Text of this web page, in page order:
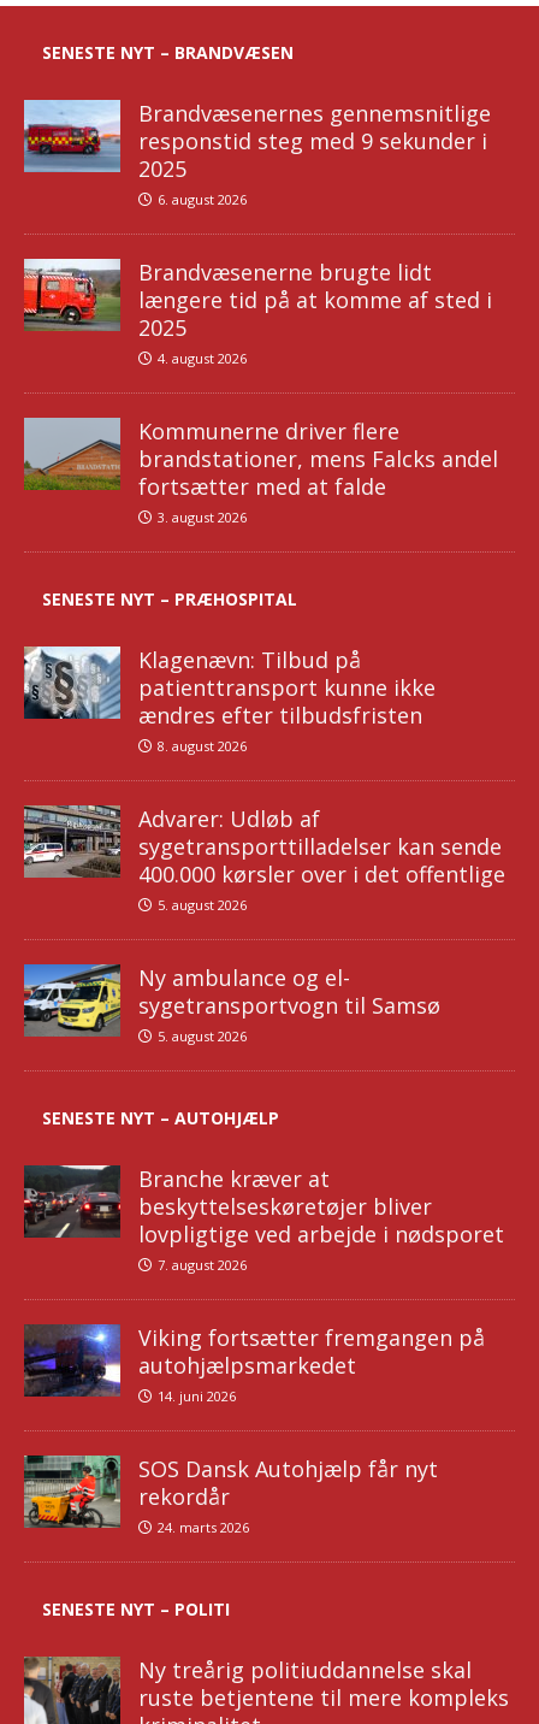
SENESTE NYT – BRANDVÆSEN
Brandvæsenernes gennemsnitlige
responstid steg med 9 sekunder i
2025
6. august 2026
Brandvæsenerne brugte lidt
længere tid på at komme af sted i
2025
4. august 2026
Kommunerne driver flere
brandstationer, mens Falcks andel
fortsætter med at falde
3. august 2026
SENESTE NYT – PRÆHOSPITAL
Klagenævn: Tilbud på
patienttransport kunne ikke
ændres efter tilbudsfristen
8. august 2026
Advarer: Udløb af
sygetransporttilladelser kan sende
400.000 kørsler over i det offentlige
5. august 2026
Ny ambulance og el-
sygetransportvogn til Samsø
5. august 2026
SENESTE NYT – AUTOHJÆLP
Branche kræver at
beskyttelseskøretøjer bliver
lovpligtige ved arbejde i nødsporet
7. august 2026
Viking fortsætter fremgangen på
autohjælpsmarkedet
14. juni 2026
SOS Dansk Autohjælp får nyt
rekordår
24. marts 2026
SENESTE NYT – POLITI
Ny treårig politiuddannelse skal
ruste betjentene til mere kompleks